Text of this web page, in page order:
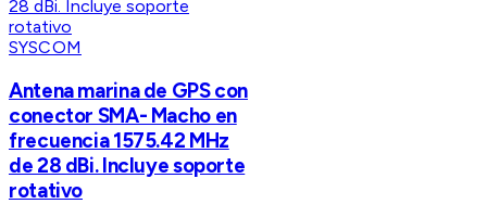
SYSCOM
Antena marina de GPS con
conector SMA- Macho en
frecuencia 1575.42 MHz
de 28 dBi. Incluye soporte
rotativo